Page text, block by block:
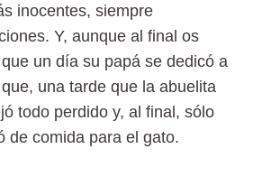
inocentes, siempre
Y, aunque al final os
un día su papá se dedicó a
una tarde que la abuelita
todo perdido y, al final, sólo
de comida para el gato.